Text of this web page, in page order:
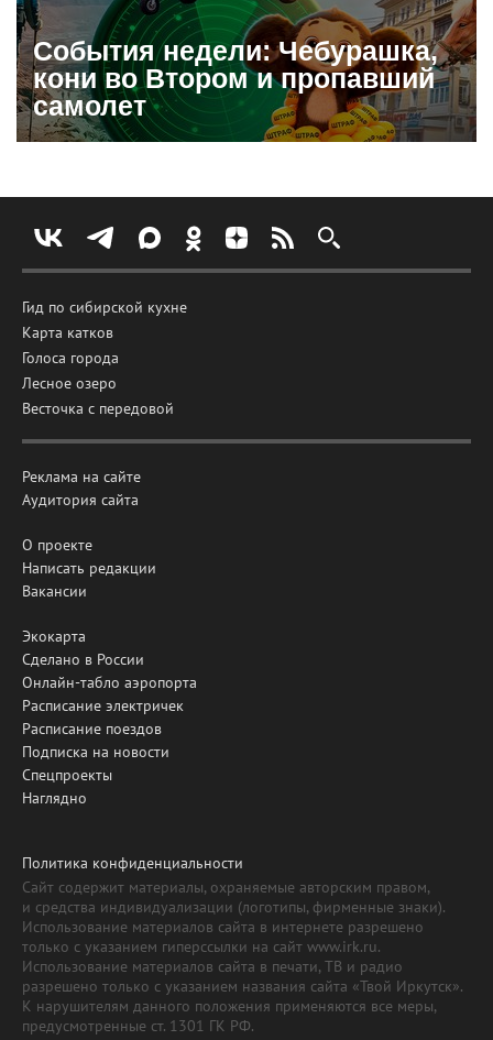
События недели: Чебурашка,
кони во Втором и пропавший
самолет
Гид по сибирской кухне
Карта катков
Голоса города
Лесное озеро
Весточка с передовой
Реклама на сайте
Аудитория сайта
О проекте
Написать редакции
Вакансии
Экокарта
Сделано в России
Онлайн-табло аэропорта
Расписание электричек
Расписание поездов
Подписка на новости
Спецпроекты
Наглядно
Политика конфиденциальности
Сайт содержит материалы, охраняемые авторским правом,
и средства индивидуализации (логотипы, фирменные знаки).
Использование материалов сайта в интернете разрешено
только с указанием гиперссылки на сайт www.irk.ru.
Использование материалов сайта в печати, ТВ и радио
разрешено только с указанием названия сайта «Твой Иркутск».
К нарушителям данного положения применяются все меры,
предусмотренные ст. 1301 ГК РФ.